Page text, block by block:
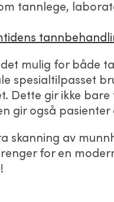
tannlege,
mulig for både
spesialtilpasset
Dette gir ikke
gir også
skanning av
for en